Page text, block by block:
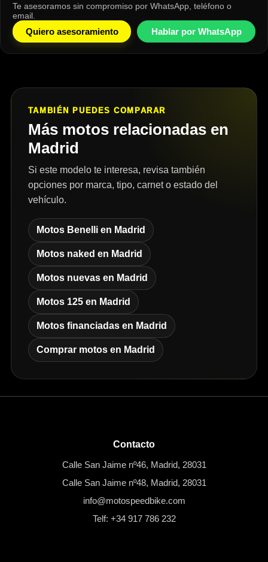
Te asesoramos sin compromiso por WhatsApp, teléfono o
email.
Quiero asesoramiento Hablar por WhatsApp
TAMBIÉN PUEDES COMPARAR
Más motos relacionadas en
Madrid
Si este modelo te interesa, revisa también
opciones por marca, tipo, carnet o estado del
vehículo.
Motos Benelli en Madrid
Motos naked en Madrid
Motos nuevas en Madrid
Motos 125 en Madrid
Motos financiadas en Madrid
Comprar motos en Madrid
Contacto
Calle San Jaime nº46, Madrid, 28031
Calle San Jaime nº48, Madrid, 28031
info@motospeedbike.com
Telf: +34 917 786 232